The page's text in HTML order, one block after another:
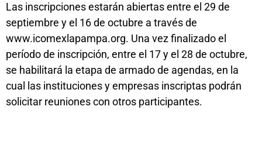
Las inscripciones estarán abiertas entre el 29 de
septiembre y el 16 de octubre a través de
www.icomexlapampa.org. Una vez finalizado el
período de inscripción, entre el 17 y el 28 de octubre,
se habilitará la etapa de armado de agendas, en la
cual las instituciones y empresas inscriptas podrán
solicitar reuniones con otros participantes.